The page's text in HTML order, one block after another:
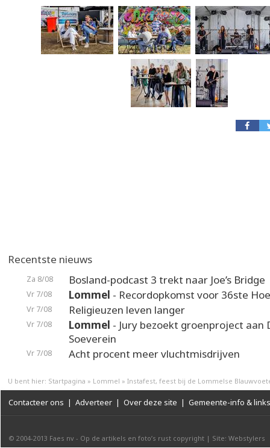
Recentste nieuws
Za 8/08 Bosland-podcast 3 trekt naar Joe’s Bridge
Vr 7/08 Lommel - Recordopkomst voor 36ste
Vr 7/08 Religieuzen leven langer
Vr 7/08 Lommel - Jury bezoekt groenproject aan
Soeverein
Vr 7/08 Acht procent meer vluchtmisdrijven
U bent hier: Startpagina » Lommel » Instafest, feest bij de Lommelse
Contacteer ons | Adverteer | Over deze site | Gemeente-info & links
© 2004-2013 Faes nv - Op de artikels en foto’s rust copyright | Site: Webstylers